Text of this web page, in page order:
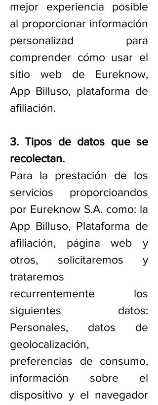
mejor experiencia posible
al proporcionar información
personalizad para
comprender cómo usar el
sitio web de Eureknow,
App Billuso, plataforma de
afiliación.
3. Tipos de datos que se
recolectan.
Para la prestación de los
servicios proporcioandos
por Eureknow S.A. como: la
App Billuso, Plataforma de
afiliación, página web y
otros, solicitaremos y
trataremos
recurrentemente los
siguientes datos:
Personales, datos de
geolocalización,
preferencias de consumo,
información sobre el
dispositivo y el navegador